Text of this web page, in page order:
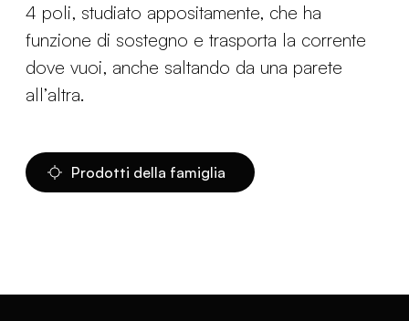
4 poli, studiato appositamente, che ha
funzione di sostegno e trasporta la corrente
dove vuoi, anche saltando da una parete
all’altra.
Prodotti della famiglia